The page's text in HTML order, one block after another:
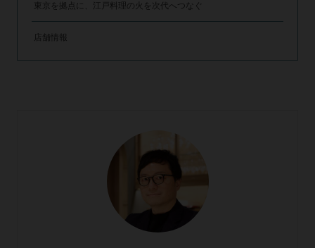
東京を拠点に、江戸料理の火を次代へつなぐ
店舗情報